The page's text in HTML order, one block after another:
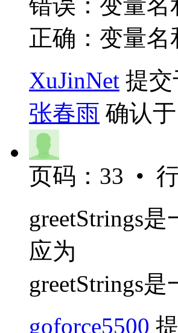
正确：变量
XuJinNet 提交
张春雨 确认
页码：33 •
greetStrings
应为
greetStrings
goforce5500